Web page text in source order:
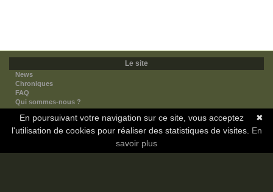
Le site
News
Chroniques
FAQ
Qui sommes-nous ?
Nos partenaires
Faites-nous connaitre
Nous contacter
✖
En poursuivant votre navigation sur ce site, vous acceptez
l'utilisation de cookies pour réaliser des statistiques de visites. En
savoir plus